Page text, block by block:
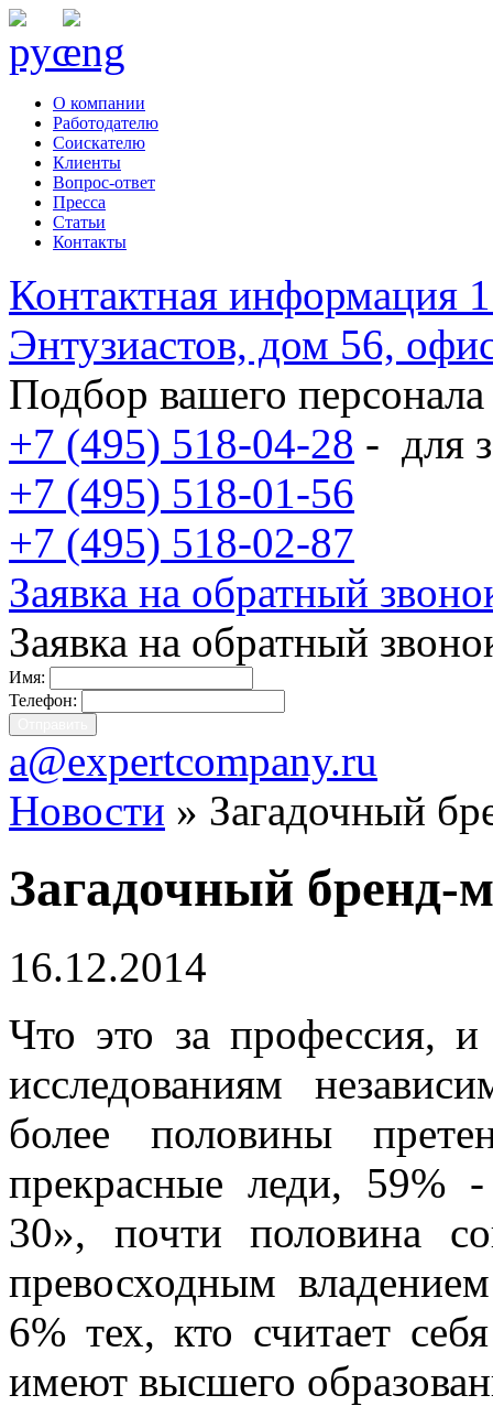
О компании
Работодателю
Соискателю
Клиенты
Вопрос-ответ
Пресса
Статьи
Контакты
Контактная информация
Энтузиастов, дом 56,
Подбор вашего персонала
+7 (495) 518-04-28 - для
+7 (495) 518-01-56
+7 (495) 518-02-87
Заявка на обратный
Заявка на обратный
Имя:
Телефон:
a@expertcompany.ru
Новости » Загадочный
Загадочный бренд-
16.12.2014
Что это за профессия,
исследованиям
более половины
прекрасные леди, 59% -
30», почти половина
превосходным
6% тех, кто считает
имеют высшего